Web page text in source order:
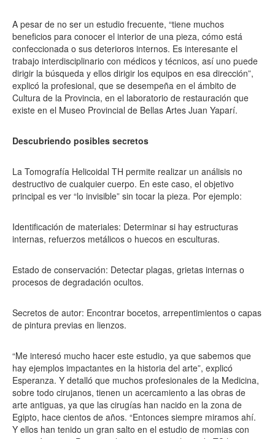
A pesar de no ser un estudio frecuente, “tiene muchos
beneficios para conocer el interior de una pieza, cómo está
confeccionada o sus deterioros internos. Es interesante el
trabajo interdisciplinario con médicos y técnicos, así uno puede
dirigir la búsqueda y ellos dirigir los equipos en esa dirección”,
explicó la profesional, que se desempeña en el ámbito de
Cultura de la Provincia, en el laboratorio de restauración que
existe en el Museo Provincial de Bellas Artes Juan Yaparí.
Descubriendo posibles secretos
La Tomografía Helicoidal TH permite realizar un análisis no
destructivo de cualquier cuerpo. En este caso, el objetivo
principal es ver “lo invisible” sin tocar la pieza. Por ejemplo:
Identificación de materiales: Determinar si hay estructuras
internas, refuerzos metálicos o huecos en esculturas.
Estado de conservación: Detectar plagas, grietas internas o
procesos de degradación ocultos.
Secretos de autor: Encontrar bocetos, arrepentimientos o capas
de pintura previas en lienzos.
“Me interesó mucho hacer este estudio, ya que sabemos que
hay ejemplos impactantes en la historia del arte”, explicó
Esperanza. Y detalló que muchos profesionales de la Medicina,
sobre todo cirujanos, tienen un acercamiento a las obras de
arte antiguas, ya que las cirugías han nacido en la zona de
Egipto, hace cientos de años. “Entonces siempre miramos ahí.
Y ellos han tenido un gran salto en el estudio de momias con